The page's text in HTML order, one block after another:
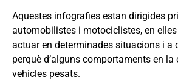
Aquestes infografies estan dirigides
automobilistes i motociclistes, en elles
actuar en determinades situacions i a
perquè d’alguns comportaments en la
vehicles pesats.